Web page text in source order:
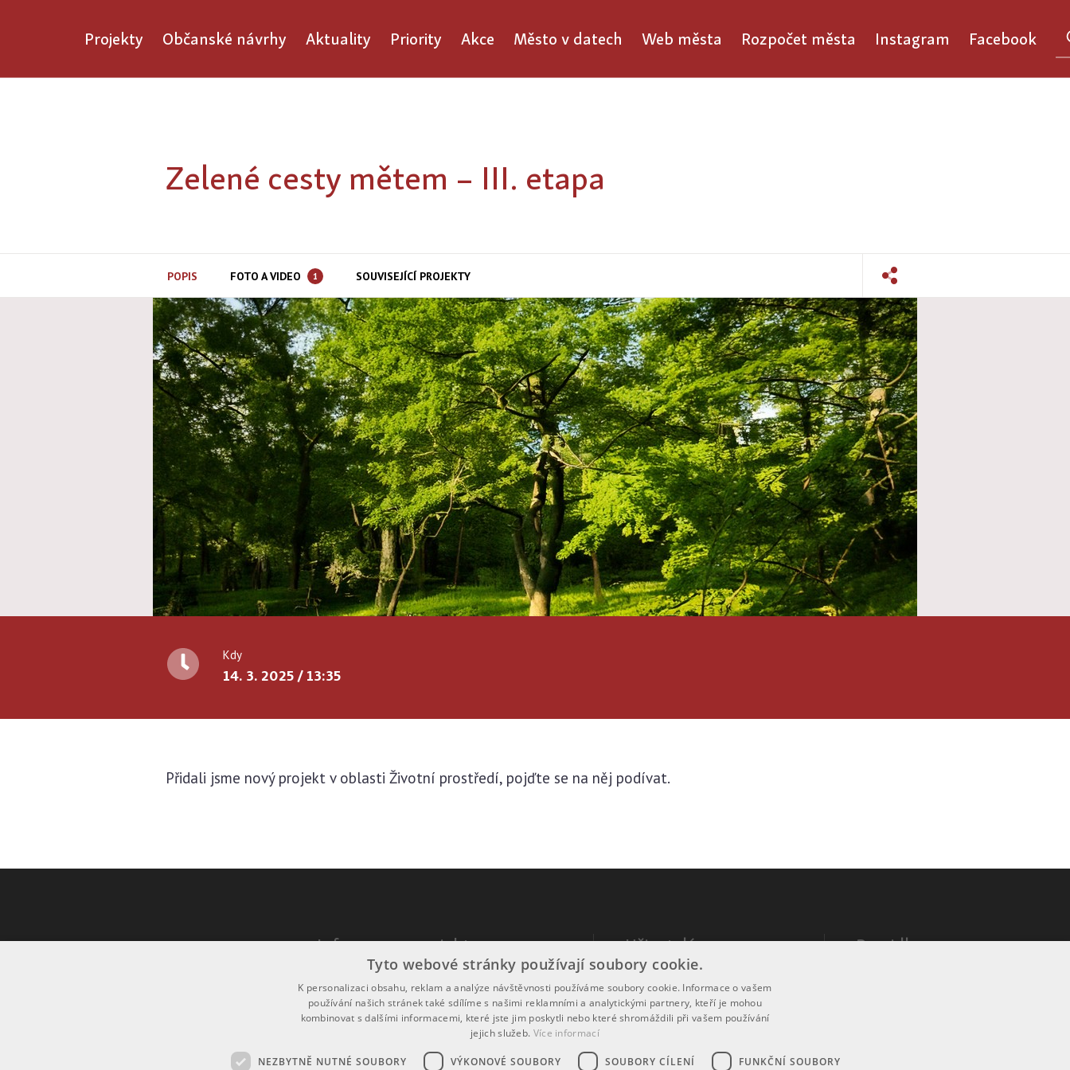
Projekty Občanské návrhy Aktuality Priority Akce Město v datech Web města Rozpočet města Instagram Facebook
Zelené cesty mětem – III. etapa
POPIS FOTO A VIDEO 1 SOUVISEJÍCÍ PROJEKTY
Kdy
14. 3. 2025 / 13:35
Přidali jsme nový projekt v oblasti Životní prostředí, pojďte se na něj podívat.
Informace o projektu
Více informací o projektu
Provozovatelem webu je Uherský Brod
© Copyright 2026
AQE advisors, a.s.
Uživatelé
Registrace
Přihlášení
Pravidla
Tyto webové stránky používají soubory cookie.
K personalizaci obsahu, reklam a analýze návštěvnosti používáme soubory cookie. Informace o vašem
používání našich stránek také sdílíme s našimi reklamními a analytickými partnery, kteří je mohou
kombinovat s dalšími informacemi, které jste jim poskytli nebo které shromáždili při vašem používání
jejich služeb. Více informací
NEZBYTNĚ NUTNÉ SOUBORY VÝKONOVÉ SOUBORY SOUBORY CÍLENÍ FUNKČNÍ SOUBORY